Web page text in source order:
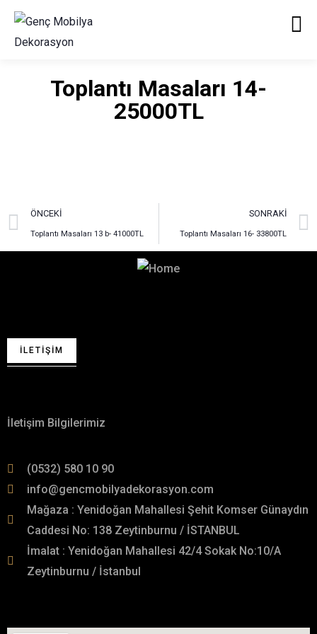
Toplantı Masaları 14-
25000TL
ÖNCEKI
Toplantı Masaları 13 b- 41000TL
SONRAKI
Toplantı Masaları 16- 33800TL
İLETIŞIM
İletişim Bilgilerimiz
(0532) 580 10 90
info@gencmobilyadekorasyon.com
Mağaza : Yenidoğan Mahallesi Şehit Komser Günaydın
Caddesi No: 138 Zeytinburnu / İSTANBUL
İmalat : Yenidoğan Mahallesi 42/4 Sokak No:10/A
Zeytinburnu / İstanbul